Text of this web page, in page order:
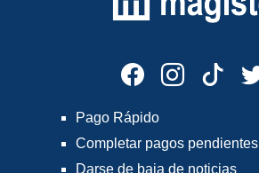
Pago Rápido
Completar pagos pendientes
Darse de baja de noticias